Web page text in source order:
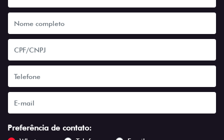
Preferência de contato: